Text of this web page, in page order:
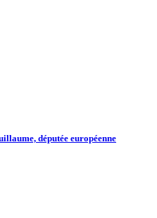
députée européenne